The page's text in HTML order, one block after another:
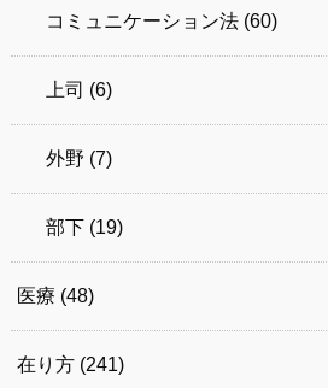
コミュニケーション法 (60)
上司 (6)
外野 (7)
部下 (19)
医療 (48)
在り方 (241)